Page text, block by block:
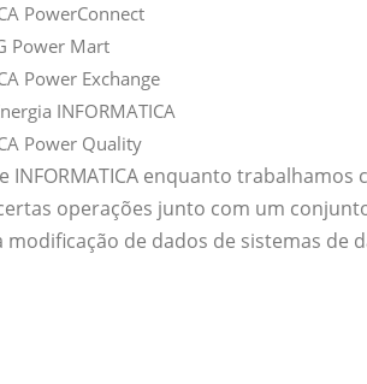
PowerConnect
Power Mart
Power Exchange
INFORMATICA
Power Quality
INFORMATICA enquanto
operações junto com um
modificação de dados de sistemas